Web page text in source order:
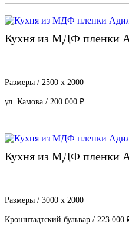
Кухня из МДФ пленки
Размеры / 2500 х 2000
ул. Камова / 200 000 ₽
Кухня из МДФ пленки
Размеры / 3000 х 2000
Кронштадтский бульвар / 223 000